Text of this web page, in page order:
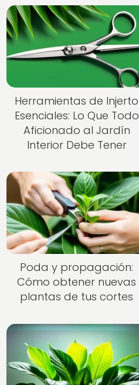
Herramientas de Injerto
Esenciales: Lo Que Todo
Aficionado al Jardín
Interior Debe Tener
Poda y propagación:
Cómo obtener nuevas
plantas de tus cortes